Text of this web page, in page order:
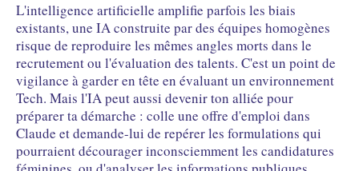
L'intelligence artificielle amplifie parfois les biais
existants, une IA construite par des équipes homogènes
risque de reproduire les mêmes angles morts dans le
recrutement ou l'évaluation des talents. C'est un point de
vigilance à garder en tête en évaluant un environnement
Tech. Mais l'IA peut aussi devenir ton alliée pour
préparer ta démarche : colle une offre d'emploi dans
Claude et demande-lui de repérer les formulations qui
pourraient décourager inconsciemment les candidatures